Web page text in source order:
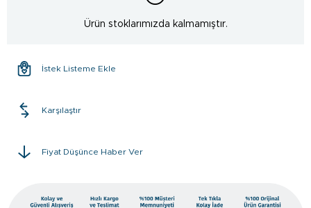
Ürün stoklarımızda kalmamıştır.
İstek Listeme Ekle
Karşılaştır
Fiyat Düşünce Haber Ver